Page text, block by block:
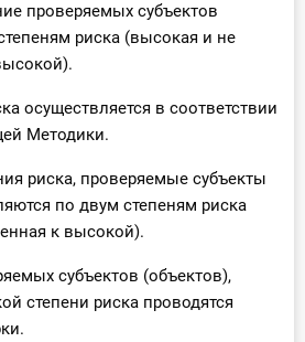
проверяемых субъектов
риска (высокая и не
осуществляется в соответствии
Методики.
риска, проверяемые субъекты
по двум степеням риска
к высокой).
субъектов (объектов),
степени риска проводятся